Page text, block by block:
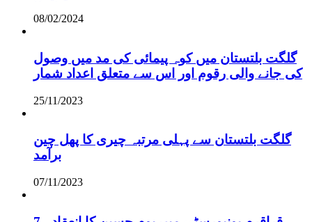
08/02/2024
گلگت بلتستان میں کوہ پیمائی کی مد میں وصول
کی جانے والی رقوم اور اس سے متعلق اعداد شمار
25/11/2023
گلگت بلتستان سے پہلی مرتبہ چیری کا پھل چین
برآمد
07/11/2023